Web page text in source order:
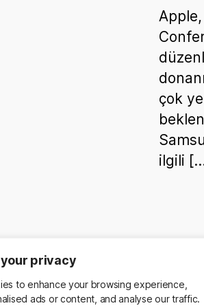
privacy
to enhance your browsing experience,
ads or content, and analyse our traffic.
çok
ilgili
Davet Et